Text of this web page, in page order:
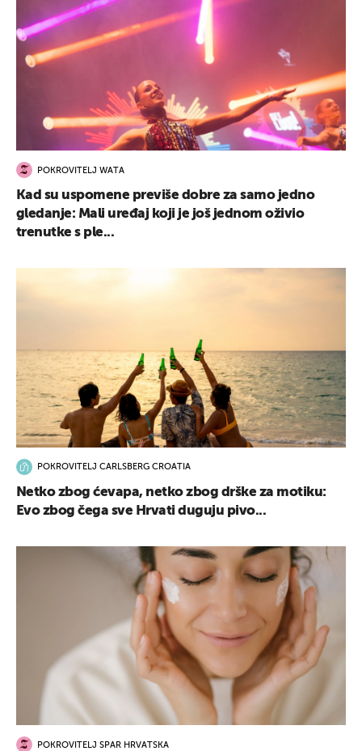
POKROVITELJ WATA
Kad su uspomene previše dobre za samo jedno
gledanje: Mali uređaj koji je još jednom oživio
trenutke s ple...
POKROVITELJ CARLSBERG CROATIA
Netko zbog ćevapa, netko zbog drške za motiku:
Evo zbog čega sve Hrvati duguju pivo...
POKROVITELJ SPAR HRVATSKA